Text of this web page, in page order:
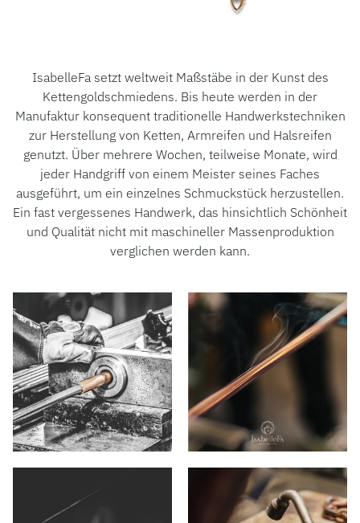
IsabelleFa setzt weltweit Maßstäbe in der Kunst des
Kettengoldschmiedens. Bis heute werden in der
Manufaktur konsequent traditionelle Handwerkstechniken
zur Herstellung von Ketten, Armreifen und Halsreifen
genutzt. Über mehrere Wochen, teilweise Monate, wird
jeder Handgriff von einem Meister seines Faches
ausgeführt, um ein einzelnes Schmuckstück herzustellen.
Ein fast vergessenes Handwerk, das hinsichtlich Schönheit
und Qualität nicht mit maschineller Massenproduktion
verglichen werden kann.